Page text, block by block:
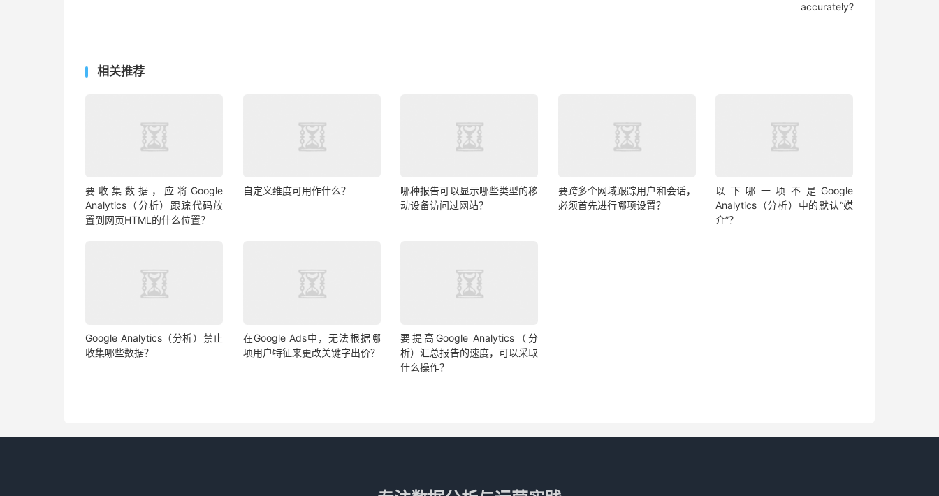
accurately?
相关推荐
要收集数据，应将Google
Analytics（分析）跟踪代码放
置到网页HTML的什么位置？
自定义维度可用作什么？
哪种报告可以显示哪些类型的移
动设备访问过网站？
要跨多个网域跟踪用户和会话，
必须首先进行哪项设置？
以下哪一项不是Google
Analytics（分析）中的默认“媒
介”？
Google Analytics（分析）禁止
收集哪些数据？
在Google Ads中，无法根据哪
项用户特征来更改关键字出价？
要提高Google Analytics（分
析）汇总报告的速度，可以采取
什么操作？